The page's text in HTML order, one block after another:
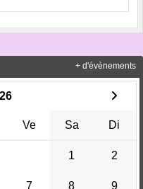
Ve Sa Di
1 2
7 8 9
+ d'évènements